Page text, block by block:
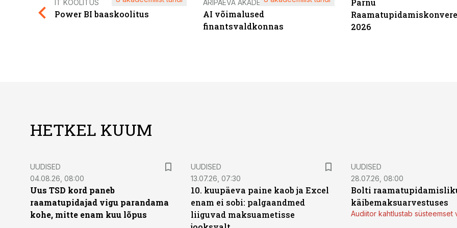
IT KOOLITUS
Power BI baaskoolitus
ÄRIPÄEVA AKADEEMIA
AI võimalused
finantsvaldkonnas
Pärnu
2026
HETKEL KUUM
UUDISED
04.08.26, 08:00
Uus TSD kord paneb
raamatupidajad vigu parandama
kohe, mitte enam kuu lõpus
UUDISED
13.07.26, 07:30
10. kuupäeva paine kaob ja Excel
enam ei sobi: palgaandmed
liiguvad maksuametisse
UUDISED
28.07.26, 08:00
Bolti
käibemaksuarvestuses
Audiitor kahtlustab süsteemset